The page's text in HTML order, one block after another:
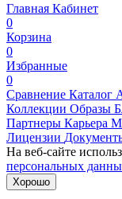
Главная Кабинет
0
Корзина
0
Избранные
0
Сравнение Каталог
Коллекции Образы
Партнеры Карьера
Лицензии
На веб-сайте
персональных
Хорошо